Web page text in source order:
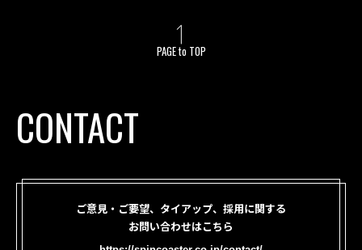
PAGE to TOP
CONTACT
ご意見・ご要望、タイアップ、採用に関する
お問い合わせはこちら